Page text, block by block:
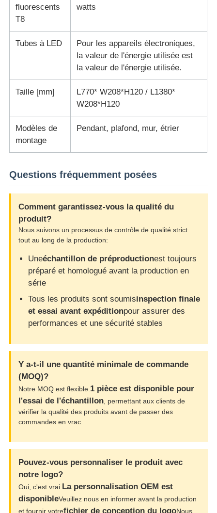
fluorescents
T8
watts
Tubes à LED
Pour les appareils électroniques,
la valeur de l'énergie utilisée est
la valeur de l'énergie utilisée.
Taille [mm]
L770* W208*H120 / L1380*
W208*H120
Modèles de
montage
Pendant, plafond, mur, étrier
Questions fréquemment posées
Comment garantissez-vous la qualité du
produit?
Nous suivons un processus de contrôle de qualité strict
tout au long de la production:
Uneéchantillon de préproductionest toujours
préparé et homologué avant la production en
série
Tous les produits sont soumisinspection finale
et essai avant expéditionpour assurer des
performances et une sécurité stables
Y a-t-il une quantité minimale de commande
(MOQ)?
Notre MOQ est flexible. 1 pièce est disponible pour
l'essai de l'échantillon , permettant aux clients de
vérifier la qualité des produits avant de passer des
commandes en vrac.
Pouvez-vous personnaliser le produit avec
notre logo?
Oui, c'est vrai. La personnalisation OEM est
disponibleVeuillez nous en informer avant la production
et fournir votrefichier de conception du logoNous